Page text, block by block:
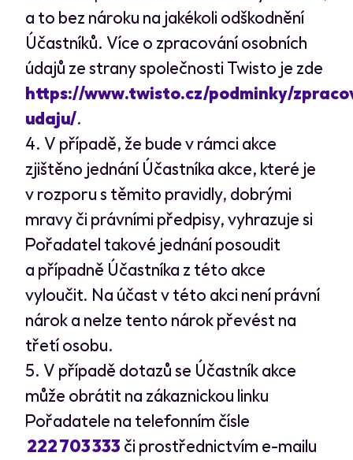
a to bez nároku na jakékoli odškodnění
Účastníků. Více o zpracování osobních
údajů ze strany společnosti Twisto je zde
https://www.twisto.cz/podminky/
udaju/.
V případě, že bude v rámci akce
zjištěno jednání Účastníka akce, které je
v rozporu s těmito pravidly, dobrými
mravy či právními předpisy, vyhrazuje si
Pořadatel takové jednání posoudit
a případně Účastníka z této akce
vyloučit. Na účast v této akci není právní
nárok a nelze tento nárok převést na
třetí osobu.
V případě dotazů se Účastník akce
může obrátit na zákaznickou linku
Pořadatele na telefonním čísle
222 703 333 či prostřednictvím e-mailu